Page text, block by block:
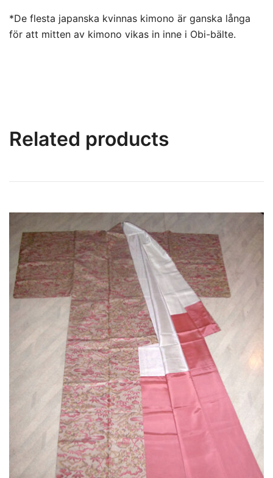
*De flesta japanska kvinnas kimono är ganska långa
för att mitten av kimono vikas in inne i Obi-bälte.
Related products